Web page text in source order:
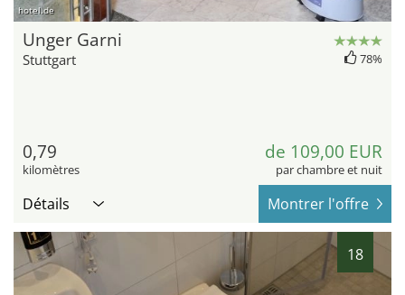
hotel.de
Unger Garni
Stuttgart 78%
0,79
kilomètres
de 109,00 EUR
par chambre et nuit
Détails Montrer l'offre
18